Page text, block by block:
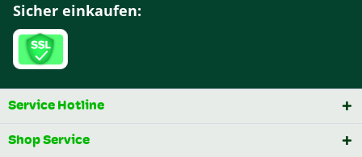
Sicher einkaufen:
Service Hotline
Shop Service